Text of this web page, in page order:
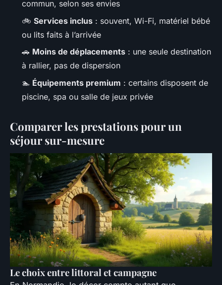
commun, selon ses envies
🚲 Services inclus : souvent, Wi-Fi, matériel bébé
ou lits faits à l’arrivée
🚗 Moins de déplacements : une seule destination
à rallier, pas de dispersion
🏊 Équipements premium : certains disposent de
piscine, spa ou salle de jeux privée
Comparer les prestations pour un
séjour sur-mesure
Le choix entre littoral et campagne